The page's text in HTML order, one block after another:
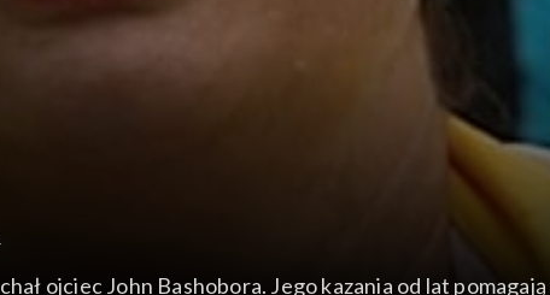
ojciec John Bashobora. Jego kazania od lat